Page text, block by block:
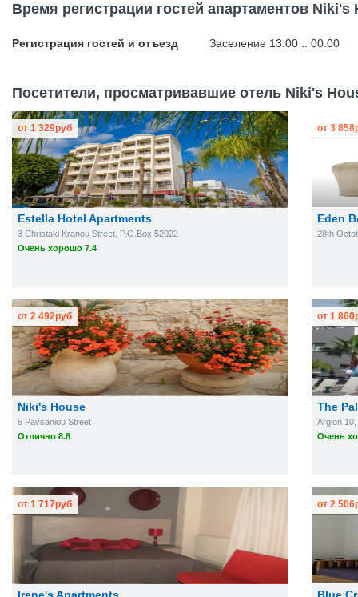
Время регистрации гостей апартаментов Niki's
Регистрация гостей и отъезд Заселение 13:00 .. 00:00
Посетители, просматривавшие отель Niki's
Estella Hotel Apartments
3 Christaki Kranou Street, P.O.Box 52022
Очень хорошо 7.4
от 1 329руб
Eden
28th
от 3 858
Niki's House
5 Pavsaniou Street
Отлично 8.8
от 2 492руб
The
Argion
Очень
от 1 860
от 1 717руб от 2 506